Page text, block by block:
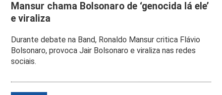
Mansur chama Bolsonaro de ‘genocida lá ele’
e viraliza
Durante debate na Band, Ronaldo Mansur critica Flávio
Bolsonaro, provoca Jair Bolsonaro e viraliza nas redes
sociais.